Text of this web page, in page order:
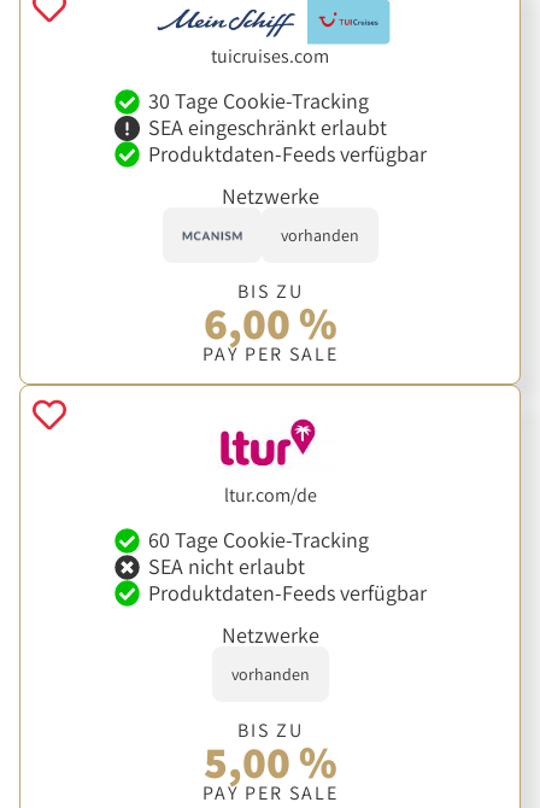
tuicruises.com
30 Tage Cookie-Tracking
SEA eingeschränkt erlaubt
Produktdaten-Feeds verfügbar
Netzwerke
vorhanden
BIS ZU
6,00 %
PAY PER SALE
ltur.com/de
60 Tage Cookie-Tracking
SEA nicht erlaubt
Produktdaten-Feeds verfügbar
Netzwerke
vorhanden
BIS ZU
5,00 %
PAY PER SALE